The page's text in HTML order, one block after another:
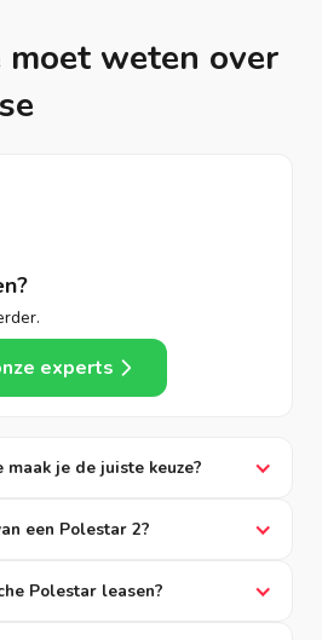
weten over
experts
je de juiste keuze?
een Polestar 2?
Polestar leasen?